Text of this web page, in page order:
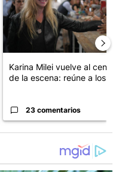
Karina Milei vuelve al centro
de la escena: reúne a los...
23 comentarios